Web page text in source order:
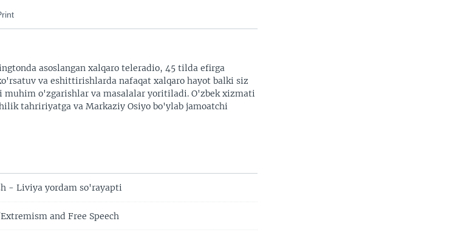
asoslangan xalqaro teleradio, 45 tilda efirga
va eshittirishlarda nafaqat xalqaro hayot balki siz
muhim o'zgarishlar va masalalar yoritiladi. O'zbek xizmati
tahririyatga va Markaziy Osiyo bo'ylab jamoatchi
- Liviya yordam so'rayapti
and Free Speech